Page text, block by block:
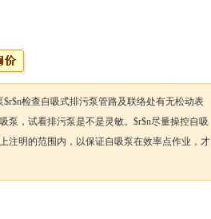
检查自吸式排污泵管路及联络处有无松动表
泵，试看排污泵是不是灵敏。$r$n尽量操控自吸
注明的范围内，以保证自吸泵在效率点作业，才